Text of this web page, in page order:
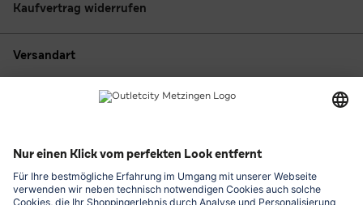
Kaufvertrag widerrufen
Versandart